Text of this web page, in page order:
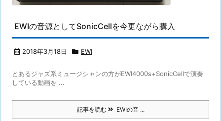
EWIの音源としてSonicCellを今更ながら購入
2018年3月18日 EWI
とあるジャズ系ミュージシャンの方がEWI4000s+SonicCellで演奏
している動画を ...
記事を読む EWIの音 ...